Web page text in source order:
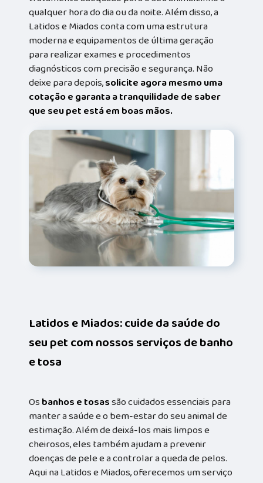
qualquer hora do dia ou da noite. Além disso, a
Latidos e Miados conta com uma estrutura
moderna e equipamentos de última geração
para realizar exames e procedimentos
diagnósticos com precisão e segurança. Não
deixe para depois,solicite agora mesmo uma
cotação e garanta a tranquilidade de saber
que seu pet está em boas mãos.
Latidos e Miados: cuide da saúde do
seu pet com nossos serviços de banho
e tosa
Osbanhos e tosassão cuidados essenciais para
manter a saúde e o bem-estar do seu animal de
estimação. Além de deixá-los mais limpos e
cheirosos, eles também ajudam a prevenir
doenças de pele e a controlar a queda de pelos.
Aqui na Latidos e Miados, oferecemos um serviço